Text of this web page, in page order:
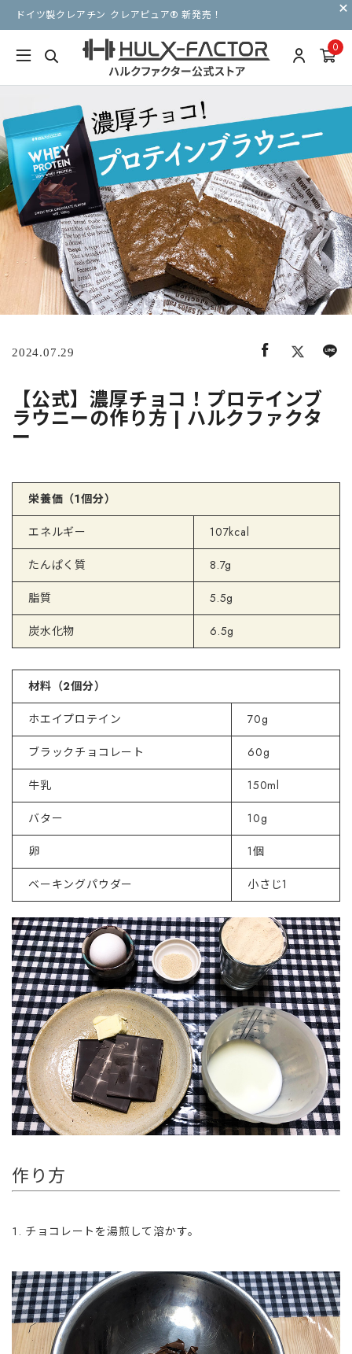
ドイツ製クレアチン クレアピュア® 新発売！
0
2024.07.29
【公式】濃厚チョコ！プロテインブ
ラウニーの作り方 | ハルクファクタ
ー
栄養価（1個分）
エネルギー 107kcal
たんぱく質 8.7g
脂質 5.5g
炭水化物 6.5g
材料（2個分）
ホエイプロテイン 70g
ブラックチョコレート 60g
牛乳 150ml
バター 10g
卵 1個
ベーキングパウダー 小さじ1
作り方
チョコレートを湯煎して溶かす。